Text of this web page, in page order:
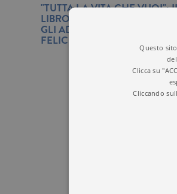
"TUTTA LA VITA CHE VUOI":
LIBRO DI ENRICO GALIANO
GLI ADOLESCENTI CHE
FELICITÀ
Questo
Clicca su
Cliccando